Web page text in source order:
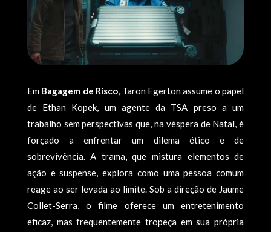
Em Bagagem de Risco, Taron Egerton assume o papel
de Ethan Kopek, um agente da TSA preso a um
trabalho sem perspectivas que, na véspera de Natal, é
forçado a enfrentar um dilema ético e de
sobrevivência. A trama, que mistura elementos de
ação e suspense, explora como uma pessoa comum
reage ao ser levada ao limite. Sob a direção de Jaume
Collet-Serra, o filme oferece um entretenimento
eficaz, mas frequentemente tropeça em sua própria